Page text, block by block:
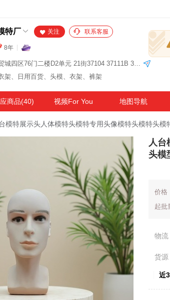
特厂
8年
关注 联系客服
义乌国际商贸城四区76门二楼D2单元 21街37104 37111B 37111A
架、日用百货、头模、衣架、裤架
商品(40) 视频For You 地图导航
模特展示头人体模特头模特专用头像模特头模特头
人台
头模
价格
起批
物流
货源
近